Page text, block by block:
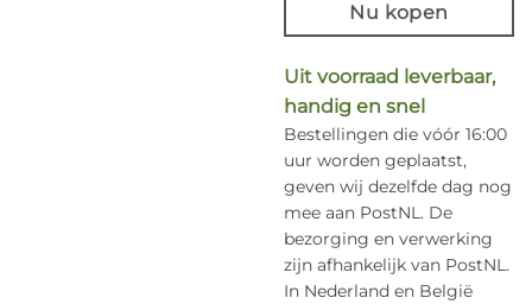
Nu kopen
Uit voorraad leverbaar,
handig en snel
Bestellingen die vóór 16:00
uur worden geplaatst,
geven wij dezelfde dag nog
mee aan PostNL. De
bezorging en verwerking
zijn afhankelijk van PostNL.
In Nederland en België